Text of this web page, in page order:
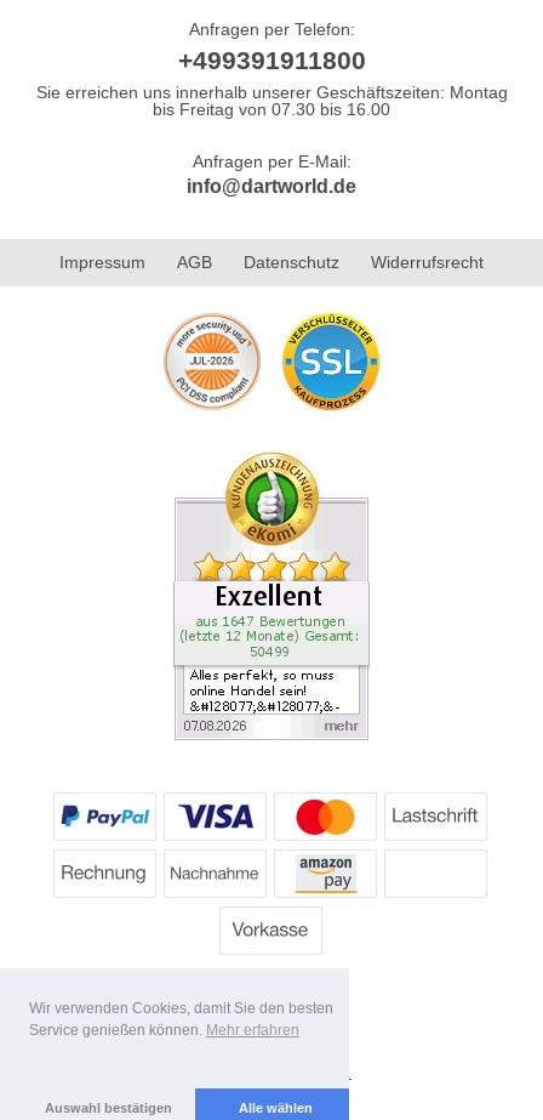
Wir verwenden Cookies, damit Sie den besten
Service genießen können. Mehr erfahren
Auswahl bestätigen Alle wählen
Anfragen per Telefon:
+499391911800
Sie erreichen uns innerhalb unserer Geschäftszeiten: Montag
bis Freitag von 07.30 bis 16.00
Anfragen per E-Mail:
info@dartworld.de
Impressum AGB Datenschutz Widerrufsrecht
Lieferbedingungen